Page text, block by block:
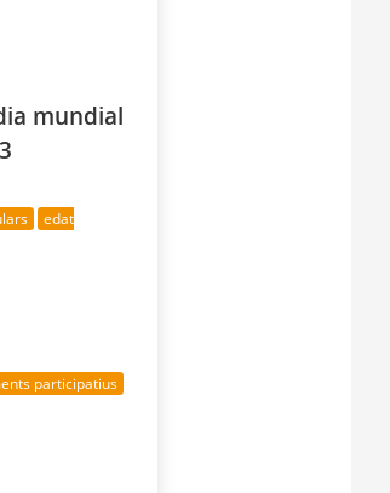
mundial
edat
participatius